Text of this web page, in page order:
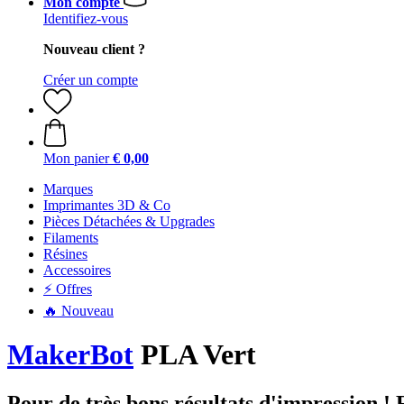
Identifiez-vous
Nouveau client ?
Créer un compte
Mon panier € 0,00
Marques
Imprimantes 3D & Co
Pièces Détachées & Upgrades
Filaments
Résines
Accessoires
⚡ Offres
🔥 Nouveau
MakerBot PLA Vert